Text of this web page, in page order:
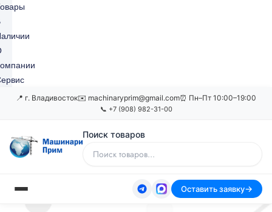
📍 г. Владивосток✉️ machinaryprim@gmail.com⏰ Пн–Пт 10:00–19:00
📞 +7 (908) 982-31-00
Поиск товаров
Оставить заявку